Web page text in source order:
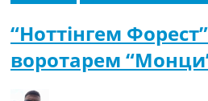
“Ноттінгем
воротарем